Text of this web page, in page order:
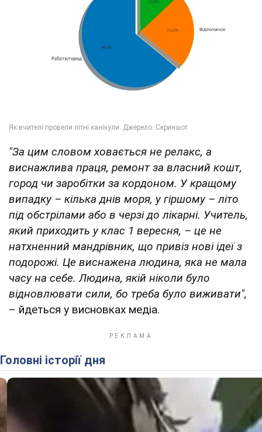
"За цим словом ховається не релакс, а
виснажлива праця, ремонт за власний кошт,
город чи заробітки за кордоном. У кращому
випадку – кілька днів моря, у гіршому – літо
під обстрілами або в черзі до лікарні. Учитель,
який приходить у клас 1 вересня, – це не
натхненний мандрівник, що привіз нові ідеї з
подорожі. Це виснажена людина, яка не мала
часу на себе. Людина, якій ніколи було
відновлювати сили, бо треба було виживати",
– йдеться у висновках медіа.
Головні історії дня